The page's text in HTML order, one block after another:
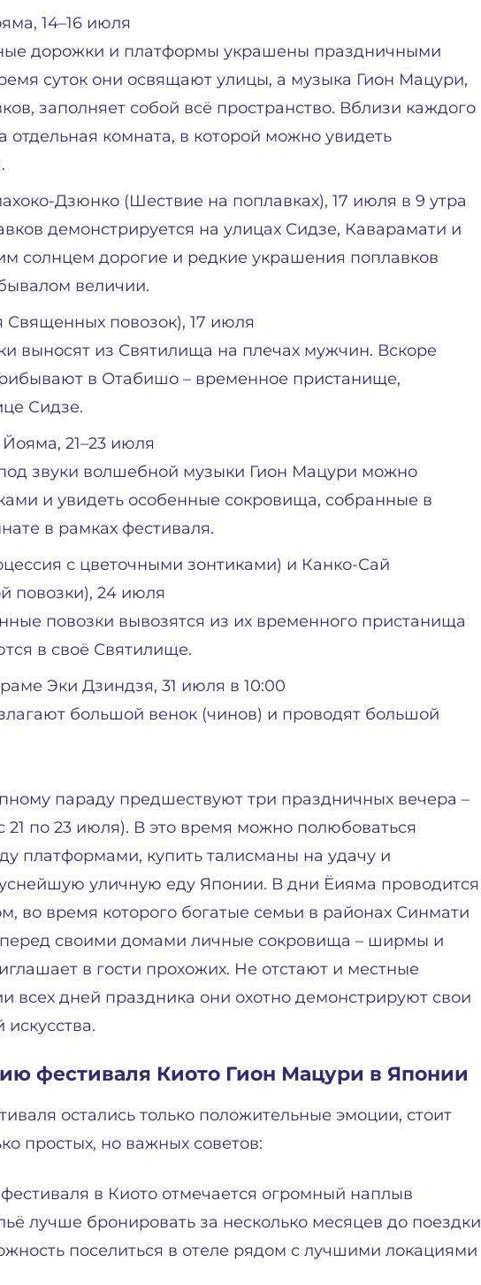
14–16 июля
дорожки и платформы украшены праздничными
суток они освящают улицы, а музыка Гион Мацури,
заполняет собой всё пространство. Вблизи каждого
отдельная комната, в которой можно увидеть
Дзюнко (Шествие на поплавках), 17 июля в 9 утра
демонстрируется на улицах Сидзе, Каварамати и
солнцем дорогие и редкие украшения поплавков
величии.
повозок), 17 июля
выносят из Святилища на плечах мужчин. Вскоре
в Отабишо – временное пристанище,
Сидзе.
21–23 июля
звуки волшебной музыки Гион Мацури можно
и увидеть особенные сокровища, собранные в
в рамках фестиваля.
с цветочными зонтиками) и Канко-Сай
повозки), 24 июля
повозки вывозятся из их временного пристанища
в своё Святилище.
Эки Дзиндзя, 31 июля в 10:00
большой венок (чинов) и проводят большой
параду предшествуют три праздничных вечера –
21 по 23 июля). В это время можно полюбоваться
платформами, купить талисманы на удачу и
уличную еду Японии. В дни Ёияма проводится
во время которого богатые семьи в районах Синмати
своими домами личные сокровища – ширмы и
в гости прохожих. Не отстают и местные
всех дней праздника они охотно демонстрируют свои
фестиваля Киото Гион Мацури в Японии
остались только положительные эмоции, стоит
простых, но важных советов:
в Киото отмечается огромный наплыв
лучше бронировать за несколько месяцев до поездки
поселиться в отеле рядом с лучшими локациями